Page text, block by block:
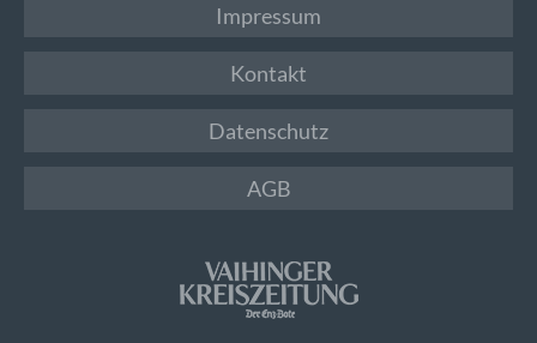
Impressum
Kontakt
Datenschutz
AGB